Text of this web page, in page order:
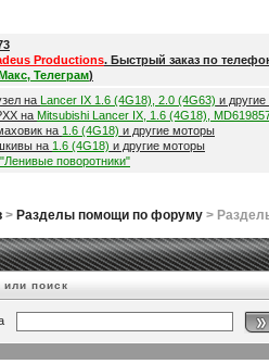
Productions. Быстрый заказ по
Телеграм)
на Lancer IX 1.6 (4G18), 2.0 (4G63) и
на Mitsubishi Lancer IX, 1.6 (4G18),
на 1.6 (4G18) и другие моторы
на 1.6 (4G18) и другие моторы
"Ленивые поворотники"
> Разделы помощи по форуму>
поиск